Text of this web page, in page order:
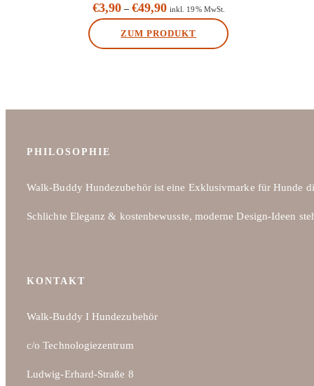
€3,90– €49,90 inkl. 19% MwSt.
ZUM PRODUKT
mehrere
Optionen
auf
PHILOSOPHIE
Walk-Buddy Hundezubehör ist eine Exklusivmarke für Hunde
Schlichte Eleganz & kostenbewusste, moderne Design-Ideen
KONTAKT
Walk-Buddy I Hundezubehör
c/o Technologiezentrum
Ludwig-Erhard-Straße 8